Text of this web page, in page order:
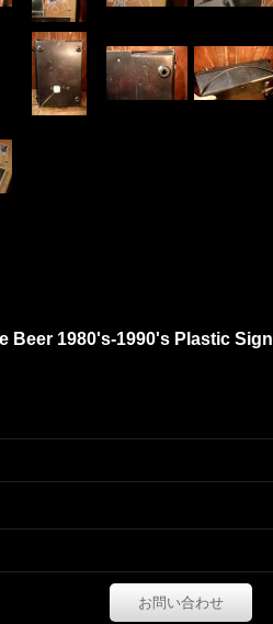
Beer 1980's-1990's Plastic Sign
お問い合わせ